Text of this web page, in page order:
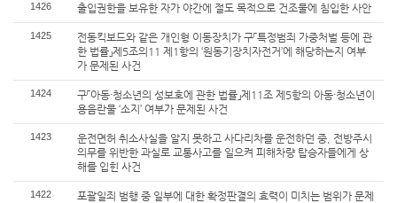
1426 출입권한을 보유한 자가 야간에 절도 목적으로 건조물에 침입한 사안
1425
전동킥보드와 같은 개인형 이동장치가 구「특정범죄 가중처벌 등에 관
한 법률」제5조의11 제1항의 ‘원동기장치자전거’에 해당하는지 여부
가 문제된 사건
1424
구「아동·청소년의 성보호에 관한 법률」제11조 제5항의 아동·청소년이
용음란물 ‘소지’ 여부가 문제된 사건
1423
운전면허 취소사실을 알지 못하고 사다리차를 운전하던 중, 전방주시
의무를 위반한 과실로 교통사고를 일으켜 피해차량 탑승자들에게 상
해를 입힌 사건
1422
포괄일죄 범행 중 일부에 대한 확정판결의 효력이 미치는 범위가 문제